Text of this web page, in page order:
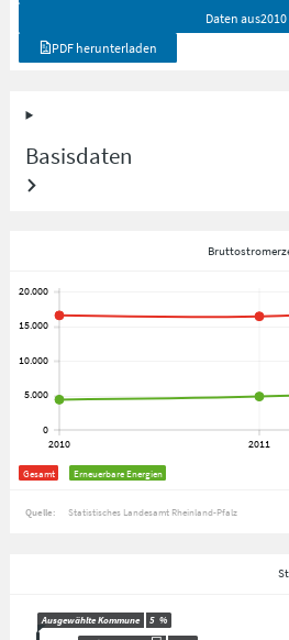
Daten aus2010
PDF herunterladen
Basisdaten
Gesamt Erneuerbare Energien
Quelle: Statistisches Landesamt Rheinland-Pfalz
Ausgewählte Kommune 5 %